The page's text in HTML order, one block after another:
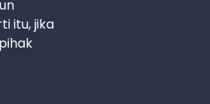
itu, jika